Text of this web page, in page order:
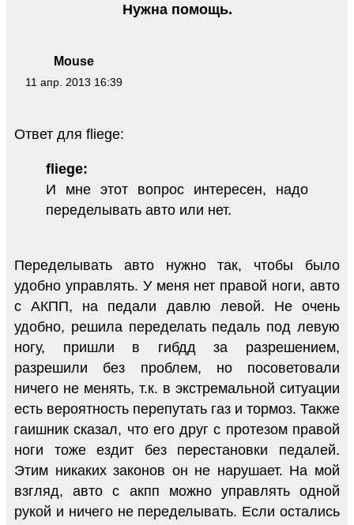
Mouse
11 апр. 2013 16:39
Нужна помощь.
Ответ для fliege:
fliege:
И мне этот вопрос интересен, надо
переделывать авто или нет.
Переделывать авто нужно так, чтобы было
удобно управлять. У меня нет правой ноги, авто
с АКПП, на педали давлю левой. Не очень
удобно, решила переделать педаль под левую
ногу, пришли в гибдд за разрешением,
разрешили без проблем, но посоветовали
ничего не менять, т.к. в экстремальной ситуации
есть вероятность перепутать газ и тормоз. Также
гаишник сказал, что его друг с протезом правой
ноги тоже ездит без перестановки педалей.
Этим никаких законов он не нарушает. На мой
взгляд, авто с акпп можно управлять одной
рукой и ничего не переделывать. Если остались